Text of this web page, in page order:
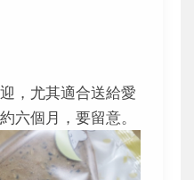
，尤其適合送給愛
六個月，要留意。